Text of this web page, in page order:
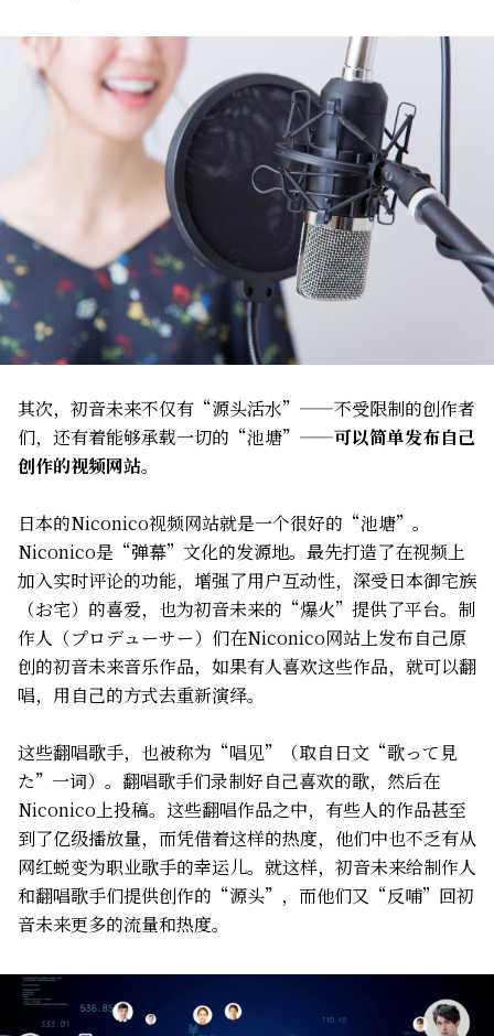
其次，初音未来不仅有“源头活水”——不受限制的创作者
们，还有着能够承载一切的“池塘”——可以简单发布自己
创作的视频网站。
日本的Niconico视频网站就是一个很好的“池塘”。
Niconico是“弹幕”文化的发源地。最先打造了在视频上
加入实时评论的功能，增强了用户互动性，深受日本御宅族
（お宅）的喜爱，也为初音未来的“爆火”提供了平台。制
作人（プロデューサー）们在Niconico网站上发布自己原
创的初音未来音乐作品，如果有人喜欢这些作品，就可以翻
唱，用自己的方式去重新演绎。
这些翻唱歌手，也被称为“唱见”（取自日文“歌って見
た”一词）。翻唱歌手们录制好自己喜欢的歌，然后在
Niconico上投稿。这些翻唱作品之中，有些人的作品甚至
到了亿级播放量，而凭借着这样的热度，他们中也不乏有从
网红蜕变为职业歌手的幸运儿。就这样，初音未来给制作人
和翻唱歌手们提供创作的“源头”，而他们又“反哺”回初
音未来更多的流量和热度。